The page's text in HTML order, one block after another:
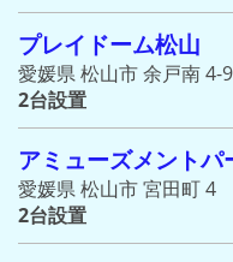
プレイドーム松山
愛媛県 松山市 余戸南
2台設置
アミューズメント
愛媛県 松山市 宮田町 4
2台設置